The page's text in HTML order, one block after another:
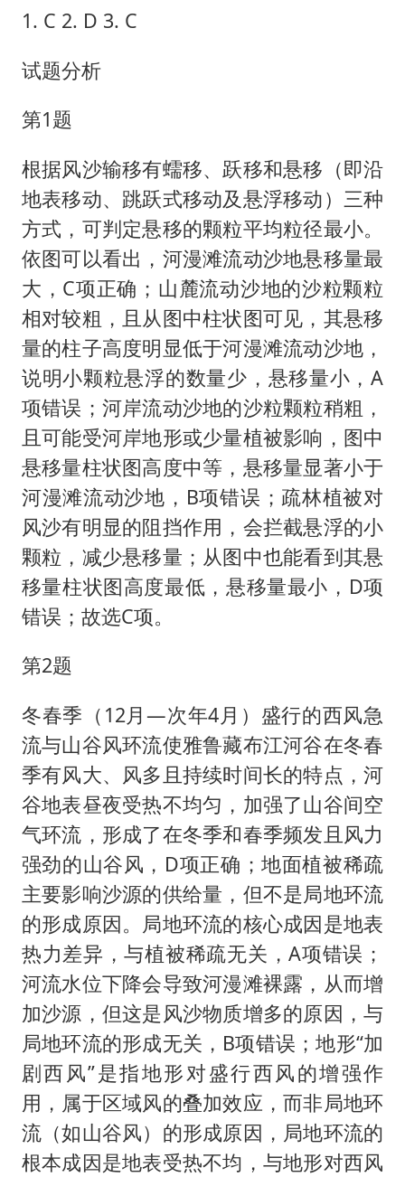
1. C 2. D 3. C
试题分析
第1题
根据风沙输移有蠕移、跃移和悬移（即沿
地表移动、跳跃式移动及悬浮移动）三种
方式，可判定悬移的颗粒平均粒径最小。
依图可以看出，河漫滩流动沙地悬移量最
大，C项正确；山麓流动沙地的沙粒颗粒
相对较粗，且从图中柱状图可见，其悬移
量的柱子高度明显低于河漫滩流动沙地，
说明小颗粒悬浮的数量少，悬移量小，A
项错误；河岸流动沙地的沙粒颗粒稍粗，
且可能受河岸地形或少量植被影响，图中
悬移量柱状图高度中等，悬移量显著小于
河漫滩流动沙地，B项错误；疏林植被对
风沙有明显的阻挡作用，会拦截悬浮的小
颗粒，减少悬移量；从图中也能看到其悬
移量柱状图高度最低，悬移量最小，D项
错误；故选C项。
第2题
冬春季（12月—次年4月）盛行的西风急
流与山谷风环流使雅鲁藏布江河谷在冬春
季有风大、风多且持续时间长的特点，河
谷地表昼夜受热不均匀，加强了山谷间空
气环流，形成了在冬季和春季频发且风力
强劲的山谷风，D项正确；地面植被稀疏
主要影响沙源的供给量，但不是局地环流
的形成原因。局地环流的核心成因是地表
热力差异，与植被稀疏无关，A项错误；
河流水位下降会导致河漫滩裸露，从而增
加沙源，但这是风沙物质增多的原因，与
局地环流的形成无关，B项错误；地形“加
剧西风”是指地形对盛行西风的增强作
用，属于区域风的叠加效应，而非局地环
流（如山谷风）的形成原因，局地环流的
根本成因是地表受热不均，与地形对西风